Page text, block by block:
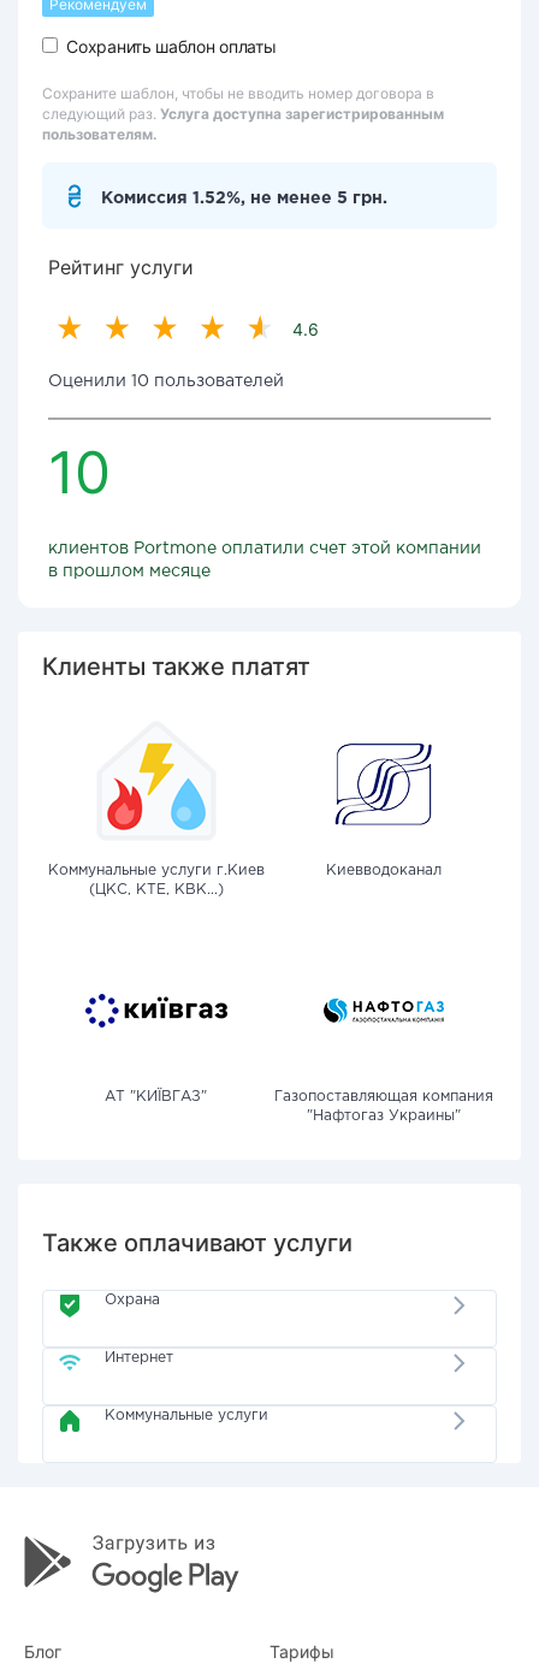
Рекомендуем
Сохранить шаблон оплаты
Сохраните шаблон, чтобы не вводить номер договора в
следующий раз. Услуга доступна зарегистрированным
пользователям.
Комиссия 1.52%, не менее 5 грн.
Рейтинг услуги
4.6
Оценили 10 пользователей
10
клиентов Portmone оплатили счет этой компании
в прошлом месяце
Клиенты также платят
Коммунальные услуги г.Киев
(ЦКС, КТЕ, КВК...)
Киевводоканал
АТ "КИЇВГАЗ"
Газопоставляющая компания
"Нафтогаз Украины"
Также оплачивают услуги
Охрана
Интернет
Коммунальные услуги
Блог Тарифы